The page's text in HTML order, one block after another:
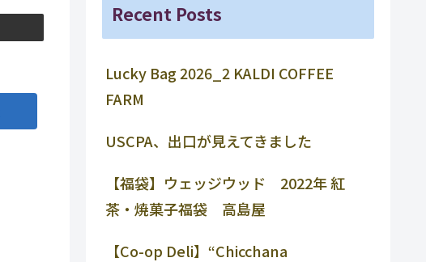
Recent Posts
Lucky Bag 2026_2 KALDI COFFEE
FARM
USCPA、出口が見えてきました
【福袋】ウェッジウッド 2022年 紅
茶・焼菓子福袋 高島屋
【Co-op Deli】“Chicchana